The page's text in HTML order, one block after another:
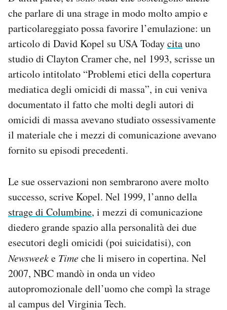
che parlare di una strage in modo molto ampio e
particolareggiato possa favorire l’emulazione: un
articolo di David Kopel su USA Todaycitauno
studio di Clayton Cramer che, nel 1993, scrisse un
articolo intitolato “Problemi etici della copertura
mediatica degli omicidi di massa”, in cui veniva
documentato il fatto che molti degli autori di
omicidi di massa avevano studiato ossessivamente
il materiale che i mezzi di comunicazione avevano
fornito su episodi precedenti.
Le sue osservazioni non sembrarono avere molto
successo, scrive Kopel. Nel 1999, l’anno della
strage di Columbine, i mezzi di comunicazione
diedero grande spazio alla personalità dei due
esecutori degli omicidi (poi suicidatisi), con
Newsweeke Timeche li misero in copertina. Nel
2007, NBC mandò in onda un video
autopromozionale dell’uomo che compì la strage
al campus del Virginia Tech.